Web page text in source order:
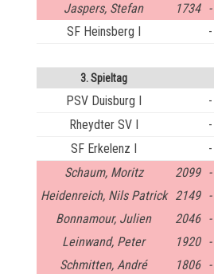
Jaspers, Stefan
1734 -
SF Heinsberg I
-
3. Spieltag
PSV Duisburg I -
Rheydter SV I
-
SF Erkelenz I
-
Schaum, Moritz
2099 -
Heidenreich, Nils Patrick
2149 -
Bonnamour, Julien
2046 -
Leinwand, Peter
1920 -
Schmitten, André
1806 -